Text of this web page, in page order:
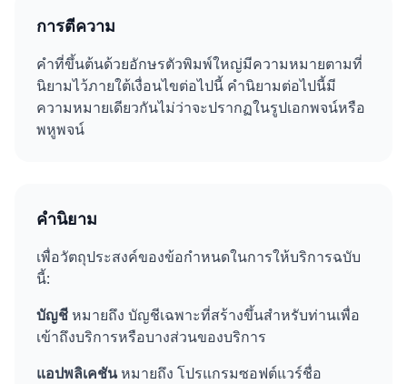
การตีความ
คำที่ขึ้นต้นด้วยอักษรตัวพิมพ์ใหญ่มีความหมายตามที่
นิยามไว้ภายใต้เงื่อนไขต่อไปนี้ คำนิยามต่อไปนี้มี
ความหมายเดียวกันไม่ว่าจะปรากฏในรูปเอกพจน์หรือ
พหูพจน์
คำนิยาม
เพื่อวัตถุประสงค์ของข้อกำหนดในการให้บริการฉบับ
นี้:
บัญชีหมายถึง บัญชีเฉพาะที่สร้างขึ้นสำหรับท่านเพื่อ
เข้าถึงบริการหรือบางส่วนของบริการ
แอปพลิเคชันหมายถึง โปรแกรมซอฟต์แวร์ชื่อ